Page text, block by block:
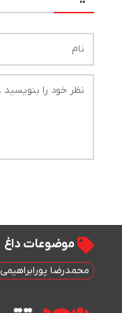
موضوعات داغ
محمدرضا پورابراهیمی